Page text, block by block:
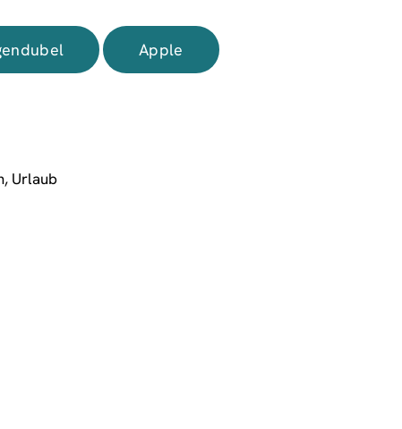
Apple
, Urlaub